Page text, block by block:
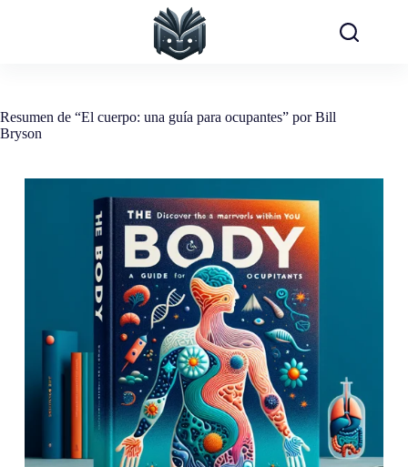
Resumen de “El cuerpo: una guía para ocupantes” por Bill
Bryson